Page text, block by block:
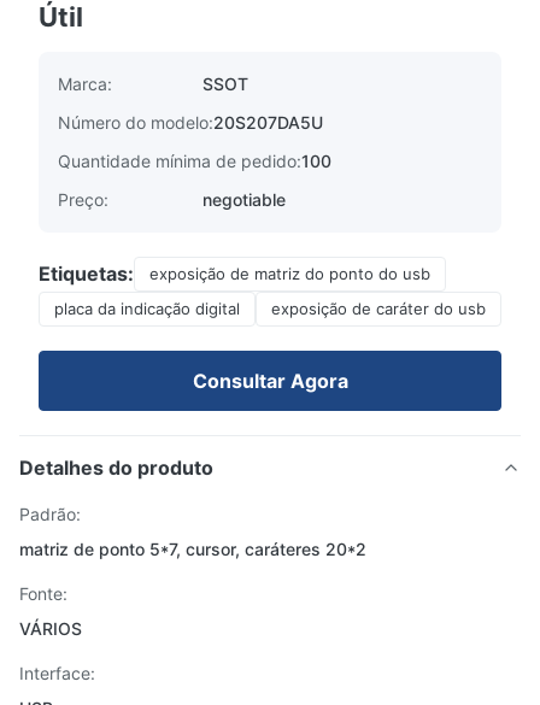
Útil
Marca:
SSOT
Número do modelo:20S207DA5U
Quantidade mínima de pedido:100
Preço:
negotiable
Etiquetas:
exposição de matriz do ponto do usb
placa da indicação digital
exposição de caráter do usb
Consultar Agora
Detalhes do produto
Padrão:
matriz de ponto 5*7, cursor, caráteres 20*2
Fonte:
VÁRIOS
Interface: